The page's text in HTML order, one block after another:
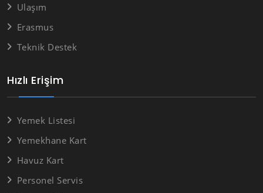
Hızlı Erişim
Yemek Listesi
Yemekhane Kart
Havuz Kart
Personel Servis
Ulaşım
Erasmus
Teknik Destek